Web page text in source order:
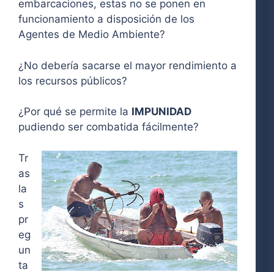
embarcaciones, estas no se ponen en
funcionamiento a disposición de los
Agentes de Medio Ambiente?
¿No debería sacarse el mayor rendimiento a
los recursos públicos?
¿Por qué se permite la IMPUNIDAD
pudiendo ser combatida fácilmente?
Tr
as
la
s
pr
eg
un
ta